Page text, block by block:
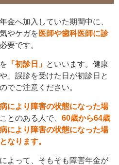
金へ加入していた期間中に、
やケガを 医師や歯科医師に診
要です。
「初診日」 といいます。健康
、誤診を受けた日が初診日と
でご注意ください。
により障害の状態になった場
とのある人で、 60歳から64歳
により障害の状態になった場
なります。
よって、そもそも障害年金が